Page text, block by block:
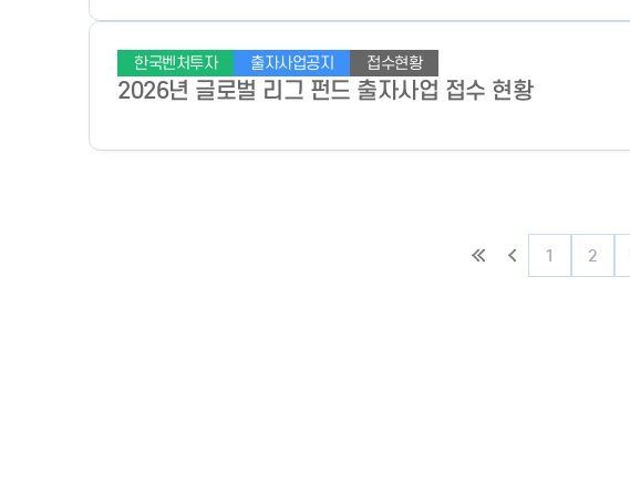
한국벤처투자 출자사업공지 접수현황
2026년 글로벌 리그 펀드 출자사업 접수 현황
1 2